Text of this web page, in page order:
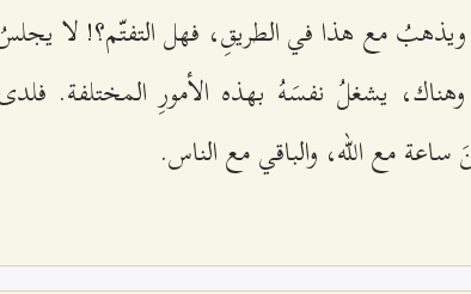
مع هذا في الطريقِ، فهل التفتّم؟! لا يجلسُ
يشغلُ نفسَهُ بهذه الأمورِ المختلفة.
مع الله، والباقي مع الناس.